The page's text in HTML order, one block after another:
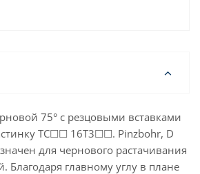
75° с резцовыми вставками
TC☐☐ 16T3☐☐. Pinzbohr, D
для чернового растачивания
Благодаря главному углу в плане